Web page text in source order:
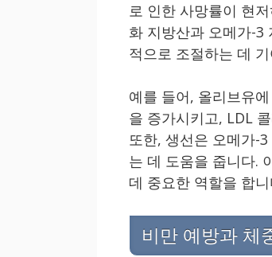
로 인한 사망률이 현
화 지방산과 오메가-3
적으로 조절하는 데
예를 들어, 올리브유
을 증가시키고, LDL
또한, 생선은 오메가-
는 데 도움을 줍니다.
데 중요한 역할을 합니
비만 예방과 체